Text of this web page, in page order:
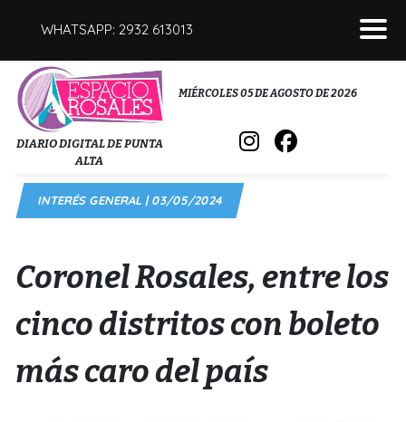
WHATSAPP: 2932 613013
POLICIALES
INTERÉS GENERAL
DEPORTES
DIARIO DIGITAL DE PUNTA
ALTA
MIÉRCOLES 05 DE AGOSTO DE 2026
INTERÉS GENERAL | 03/05/2024
Coronel Rosales, entre los
cinco distritos con boleto
más caro del país